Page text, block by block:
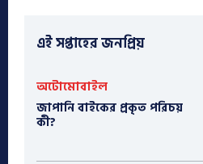
এই সপ্তাহের জনপ্রিয়
অটোমোবাইল
​জাপানি বাইকের প্রকৃত পরিচয়
কী?